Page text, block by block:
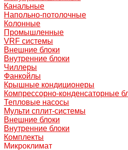
Канальные
Напольно-потолочные
Колонные
Промышленные
VRF системы
Внешние блоки
Внутренние блоки
Чиллеры
Фанкойлы
Крышные кондиционеры
Компрессорно-конденсаторные
Тепловые насосы
Мульти сплит-системы
Внешние блоки
Внутренние блоки
Комплекты
Микроклимат